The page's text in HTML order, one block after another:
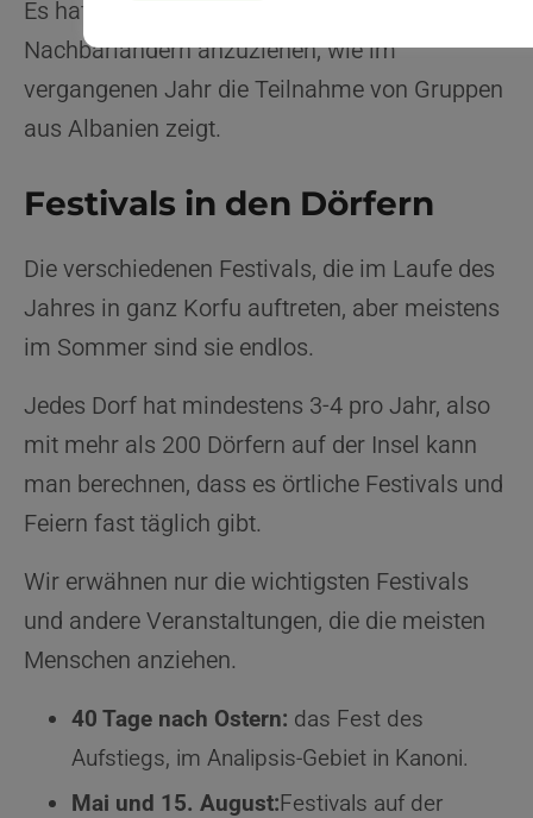
Es hat begonnen, Bands aus den
Nachbarländern anzuziehen, wie im
vergangenen Jahr die Teilnahme von Gruppen
aus Albanien zeigt.
Festivals in den Dörfern
Die verschiedenen Festivals, die im Laufe des
Jahres in ganz Korfu auftreten, aber meistens
im Sommer sind sie endlos.
Jedes Dorf hat mindestens 3-4 pro Jahr, also
mit mehr als 200 Dörfern auf der Insel kann
man berechnen, dass es örtliche Festivals und
Feiern fast täglich gibt.
Wir erwähnen nur die wichtigsten Festivals
und andere Veranstaltungen, die die meisten
Menschen anziehen.
40 Tage nach Ostern: das Fest des
Aufstiegs, im Analipsis-Gebiet in Kanoni.
Mai und 15. August:Festivals auf der